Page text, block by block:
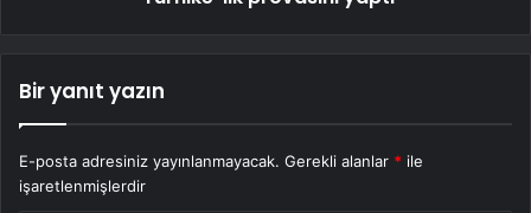
Bir yanıt yazın
E-posta adresiniz yayınlanmayacak. Gerekli alanlar * ile
işaretlenmişlerdir